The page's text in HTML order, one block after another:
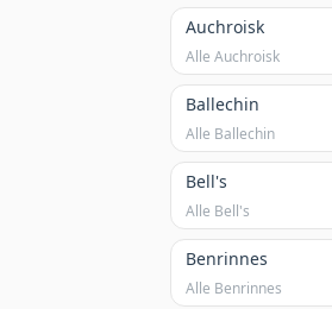
Auchroisk
Alle Auchroisk
Ballechin
Alle Ballechin
Bell's
Alle Bell's
Benrinnes
Alle Benrinnes